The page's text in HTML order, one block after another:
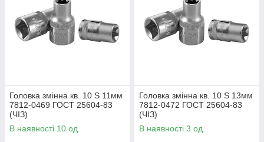
Головка змінна кв. 10 S 11мм
7812-0469 ГОСТ 25604-83
(ЧІЗ)
В наявності 10 од.
Головка змінна кв. 10 S 13мм
7812-0472 ГОСТ 25604-83
(ЧІЗ)
В наявності 3 од.